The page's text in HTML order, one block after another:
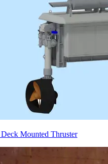
Mounted Thruster